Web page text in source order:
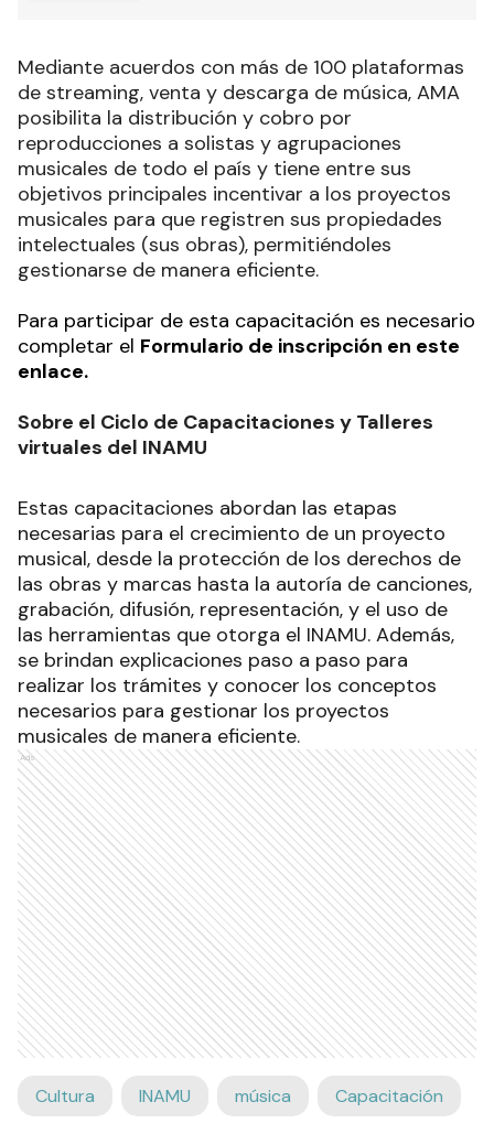
Mediante acuerdos con más de 100 plataformas
de streaming, venta y descarga de música, AMA
posibilita la distribución y cobro por
reproducciones a solistas y agrupaciones
musicales de todo el país y tiene entre sus
objetivos principales incentivar a los proyectos
musicales para que registren sus propiedades
intelectuales (sus obras), permitiéndoles
gestionarse de manera eficiente.
Para participar de esta capacitación es necesario
completar el Formulario de inscripción en este
enlace.
Sobre el Ciclo de Capacitaciones y Talleres
virtuales del INAMU
Estas capacitaciones abordan las etapas
necesarias para el crecimiento de un proyecto
musical, desde la protección de los derechos de
las obras y marcas hasta la autoría de canciones,
grabación, difusión, representación, y el uso de
las herramientas que otorga el INAMU. Además,
se brindan explicaciones paso a paso para
realizar los trámites y conocer los conceptos
necesarios para gestionar los proyectos
musicales de manera eficiente.
Ads
Cultura INAMU música Capacitación